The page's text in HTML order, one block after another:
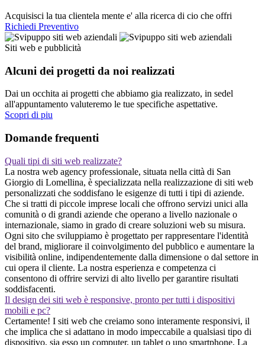
Acquisisci la tua clientela mente e' alla ricerca di cio che offri
Richiedi Preventivo
Siti web e pubblicità
Alcuni dei progetti da noi realizzati
Dai un occhita ai progetti che abbiamo gia realizzato, in sedel
all'appuntamento valuteremo le tue specifiche aspettative.
Scopri di piu
Domande frequenti
Quali tipi di siti web realizzate?
La nostra web agency professionale, situata nella città di San
Giorgio di Lomellina, è specializzata nella realizzazione di siti web
personalizzati che soddisfano le esigenze di tutti i tipi di aziende.
Che si tratti di piccole imprese locali che offrono servizi unici alla
comunità o di grandi aziende che operano a livello nazionale o
internazionale, siamo in grado di creare soluzioni web su misura.
Ogni sito che sviluppiamo è progettato per rappresentare l'identità
del brand, migliorare il coinvolgimento del pubblico e aumentare la
visibilità online, indipendentemente dalla dimensione o dal settore in
cui opera il cliente. La nostra esperienza e competenza ci
consentono di offrire servizi di alto livello per garantire risultati
soddisfacenti.
Il design dei siti web è responsive, pronto per tutti i dispositivi
mobili e pc?
Certamente! I siti web che creiamo sono interamente responsivi, il
che implica che si adattano in modo impeccabile a qualsiasi tipo di
dispositivo, sia esso un computer, un tablet o uno smartphone. La